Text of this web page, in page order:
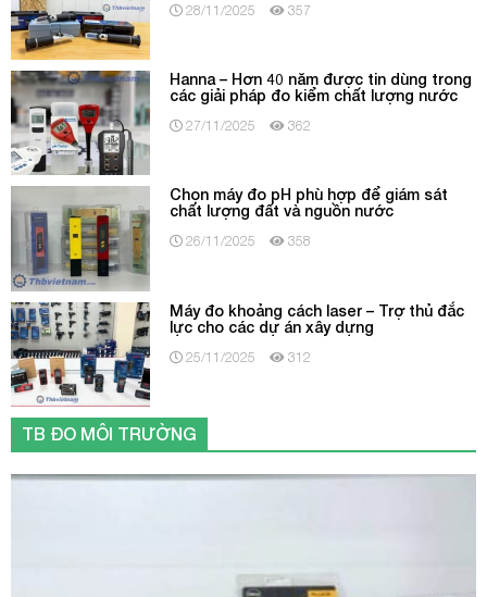
28/11/2025 357
Hanna – Hơn 40 năm được tin dùng trong
các giải pháp đo kiểm chất lượng nước
27/11/2025 362
Chọn máy đo pH phù hợp để giám sát
chất lượng đất và nguồn nước
26/11/2025 358
Máy đo khoảng cách laser – Trợ thủ đắc
lực cho các dự án xây dựng
25/11/2025 312
TB ĐO MÔI TRƯỜNG